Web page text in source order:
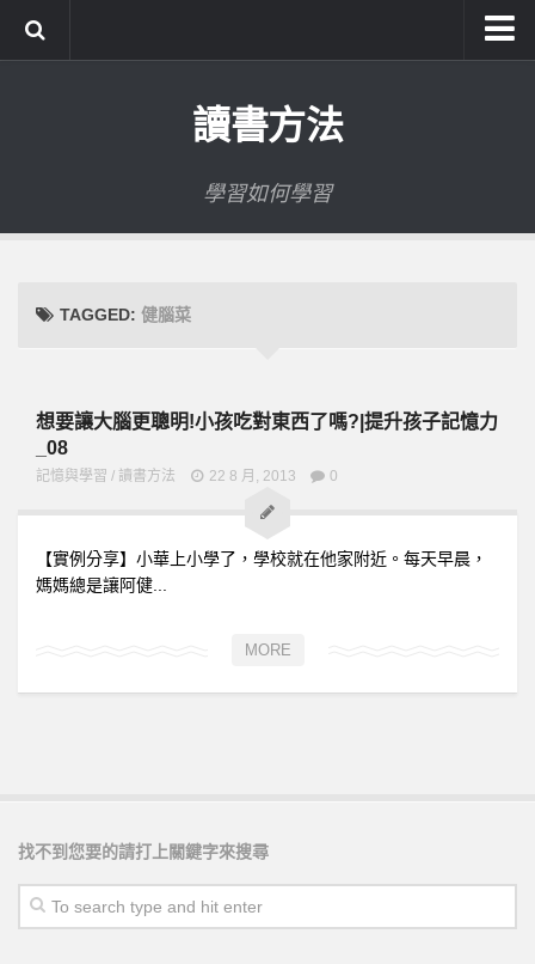
讀書方法
學習如何學習
TAGGED: 健腦菜
想要讓大腦更聰明!小孩吃對東西了嗎?|提升孩子記憶力
_08
記憶與學習 / 讀書方法 22 8 月, 2013 0
【實例分享】小華上小學了，學校就在他家附近。每天早晨，
媽媽總是讓阿健...
MORE
找不到您要的請打上關鍵字來搜尋